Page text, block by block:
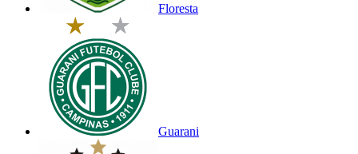
Floresta
Guarani